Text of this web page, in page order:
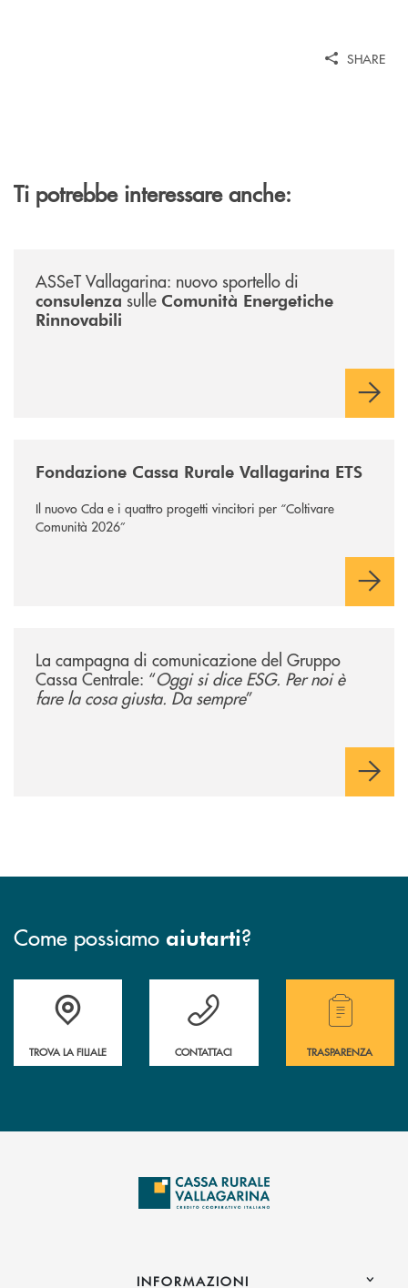
SHARE
Ti potrebbe interessare anche:
ASSeT Vallagarina: nuovo sportello di
consulenza sulle Comunità Energetiche
Rinnovabili
Fondazione Cassa Rurale Vallagarina ETS
Il nuovo Cda e i quattro progetti vincitori per “Coltivare
Comunità 2026”
La campagna di comunicazione del Gruppo
Cassa Centrale: “Oggi si dice ESG. Per noi è
fare la cosa giusta. Da sempre”
Come possiamo aiutarti?
Accedi all' elenco completo delle filiali .
TROVA LA FILIALE
Hai bisogno di assistenza immediata?
CONTATTACI
Hai bisogno di
TRASPARENZA
INFORMAZIONI